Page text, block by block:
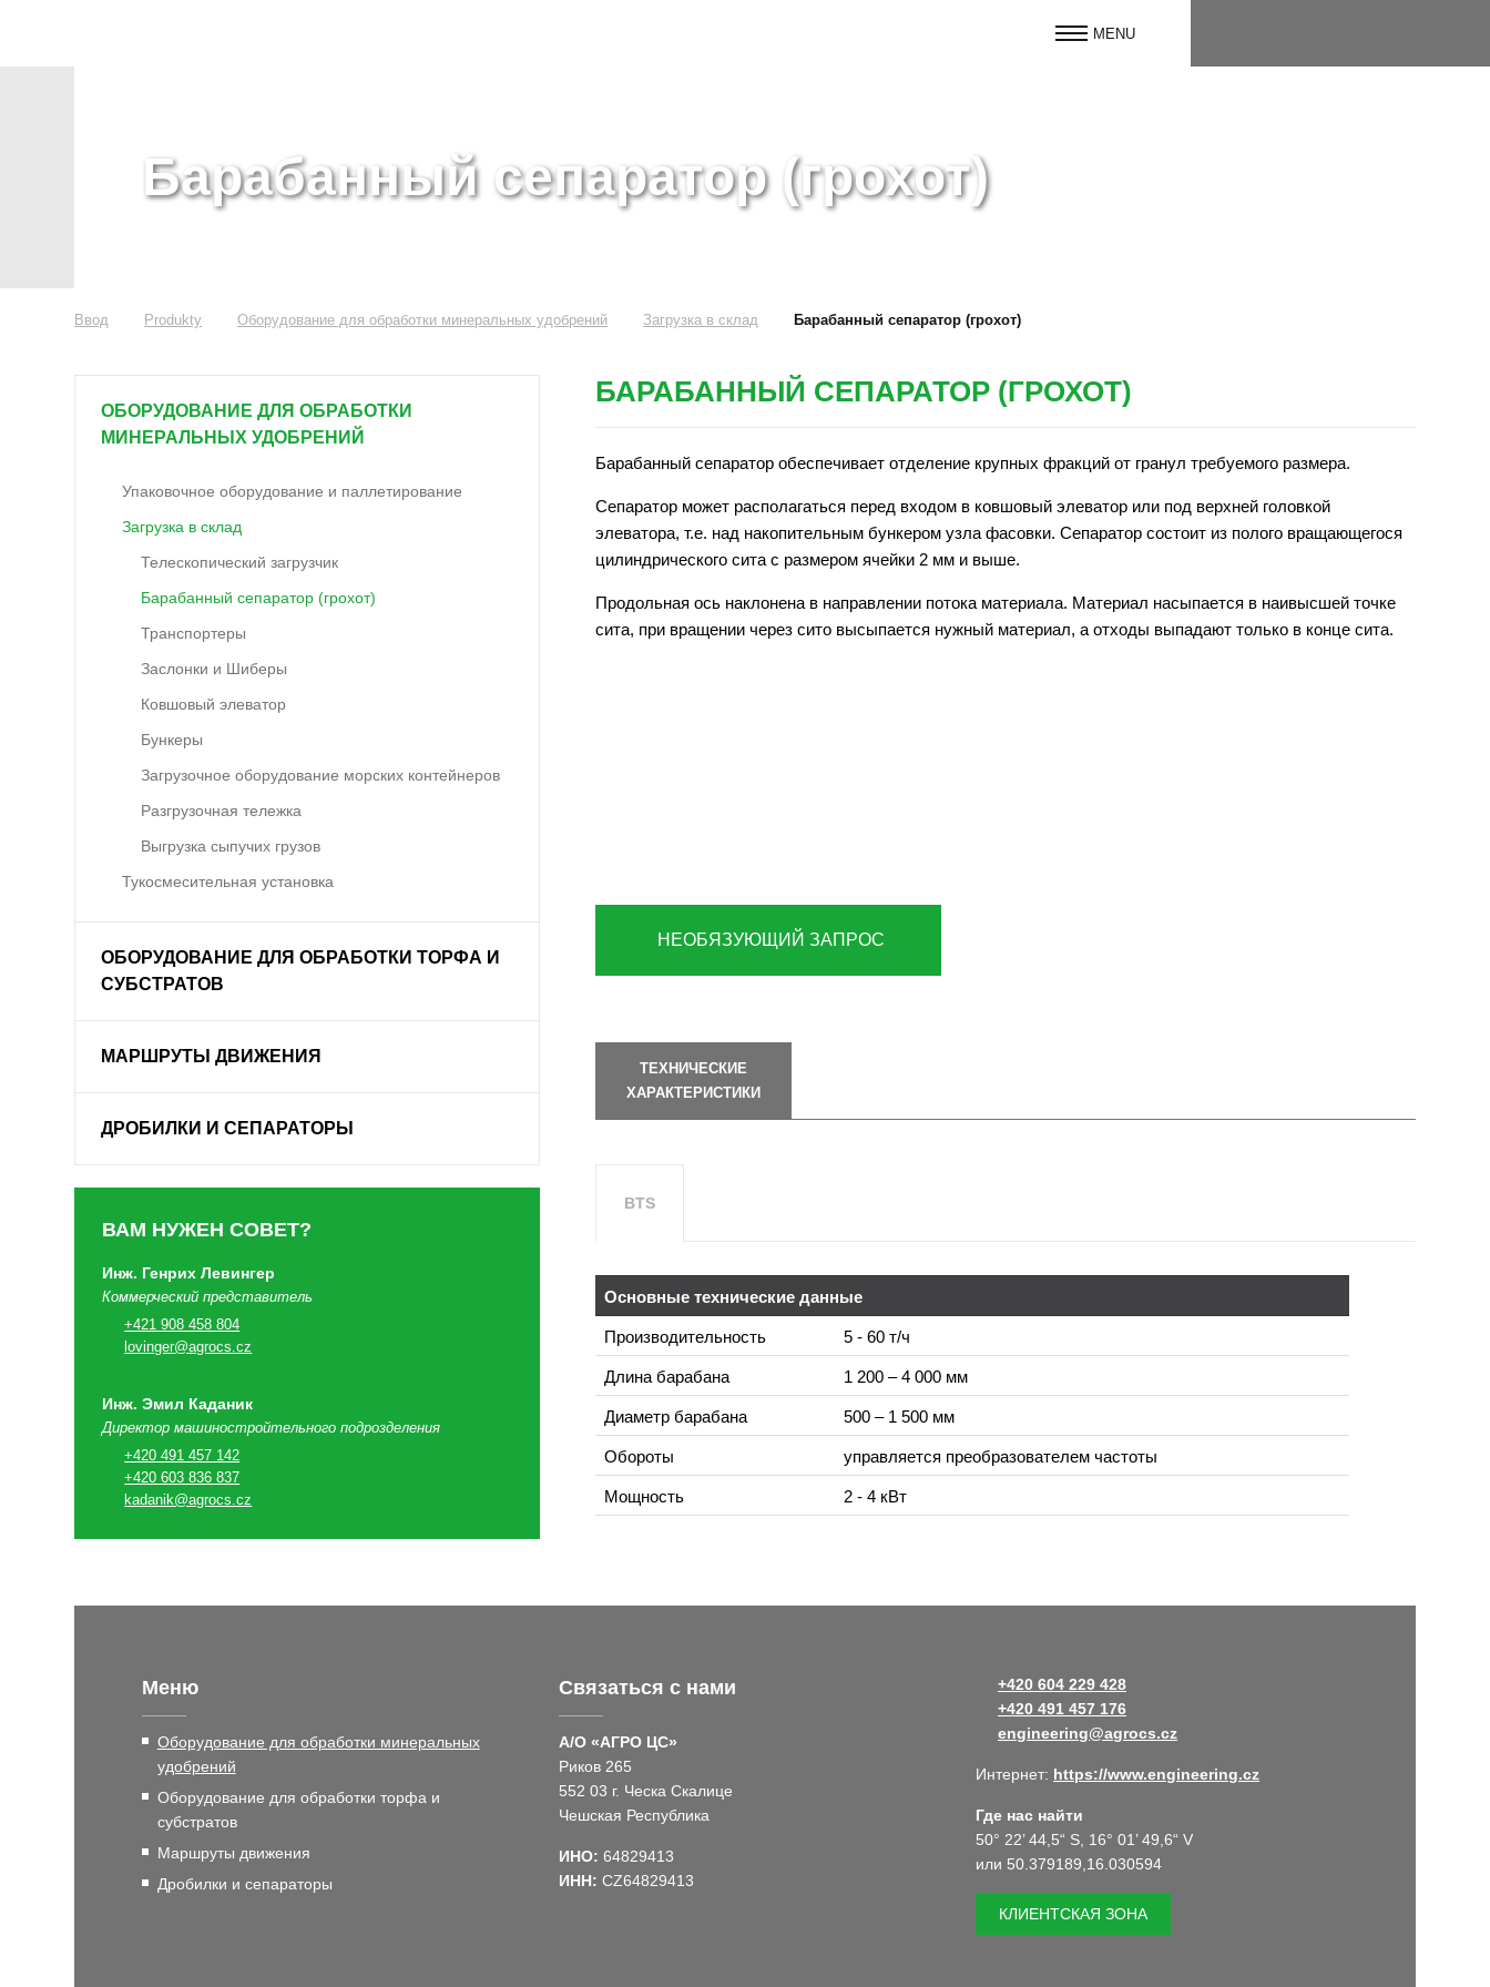
Барабанный сепаратор (грохот)
Ввод Produkty Оборудование для обработки минеральных удобрений Загрузка в склад Барабанный сепаратор (грохот)
БАРАБАННЫЙ СЕПАРАТОР (ГРОХОТ)
Барабанный сепаратор обеспечивает отделение крупных фракций от гранул требуемого размера.
Сепаратор может располагаться перед входом в ковшовый элеватор или под верхней головкой
элеватора, т.е. над накопительным бункером узла фасовки. Сепаратор состоит из полого вращающегося
цилиндрического сита с размером ячейки 2 мм и выше.
Продольная ось наклонена в направлении потока материала. Материал насыпается в наивысшей точке
сита, при вращении через сито высыпается нужный материал, а отходы выпадают только в конце сита.
НЕОБЯЗУЮЩИЙ ЗАПРОС
ТЕХНИЧЕСКИЕ
ХАРАКТЕРИСТИКИ
BTS
Основные технические данные
Производительность 5 - 60 т/ч
Длина барабана 1 200 – 4 000 мм
Диаметр барабана 500 – 1 500 мм
Обороты управляется преобразователем частоты
Мощность 2 - 4 кВт
ОБОРУДОВАНИЕ ДЛЯ ОБРАБОТКИ
МИНЕРАЛЬНЫХ УДОБРЕНИЙ
Упаковочное оборудование и паллетирование
Загрузка в склад
Телескопический загрузчик
Барабанный сепаратор (грохот)
Транспортеры
Заслонки и Шиберы
Ковшовый элеватор
Бункеры
Загрузочное оборудование морских контейнеров
Разгрузочная тележка
Выгрузка сыпучих грузов
Тукосмесительная установка
ОБОРУДОВАНИЕ ДЛЯ ОБРАБОТКИ ТОРФА И
СУБСТРАТОВ
МАРШРУТЫ ДВИЖЕНИЯ
ДРОБИЛКИ И СЕПАРАТОРЫ
ВАМ НУЖЕН СОВЕТ?
Инж. Генрих Левингер
Коммерческий представитель
+421 908 458 804
lovinger@agrocs.cz
Инж. Эмил Каданик
Директор машиностройтельного подрозделения
+420 491 457 142
+420 603 836 837
kadanik@agrocs.cz
Меню
Оборудование для обработки минеральных
удобрений
Оборудование для обработки торфа и
субстратов
Маршруты движения
Дробилки и сепараторы
Связаться с нами
А/О «АГРО ЦС»
Риков 265
552 03 г. Ческа Скалицe
Чешская Республика
ИНО: 64829413
ИНН: CZ64829413
+420 604 229 428
+420 491 457 176
engineering@agrocs.cz
Интернет: https://www.engineering.cz
Где нас найти
50° 22’ 44,5“ S, 16° 01’ 49,6“ V
или 50.379189,16.030594
КЛИЕНТСКАЯ ЗОНА